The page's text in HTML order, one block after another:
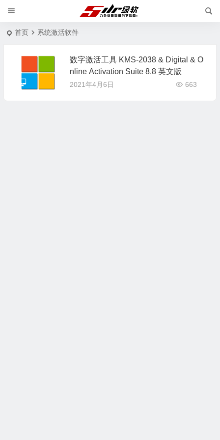
首页 系统激活软件
数字激活工具 KMS-2038 & Digital & O
nline Activation Suite 8.8 英文版
2021年4月6日 663